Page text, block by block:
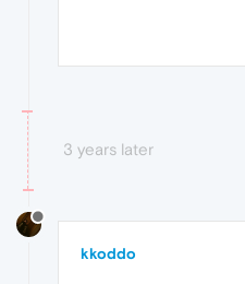
3 years later
kkoddo